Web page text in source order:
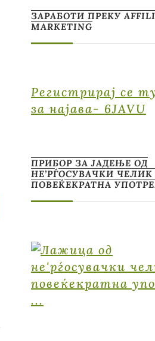
ЗАРАБОТИ ПРЕКУ
MARKETING
Регистрирај се
за најава- 6JAVU
ПРИБОР ЗА ЈАДЕЊЕ ОД
НЕ’РЃОСУВАЧКИ ЧЕЛИК
ПОВЕЌЕКРАТНА